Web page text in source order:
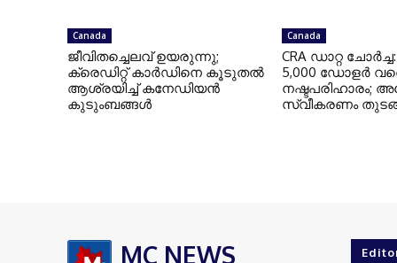
Canada
ജീവിതച്ചെലവ് ഉയരുന്നു;
ക്രെഡിറ്റ് കാർഡിനെ കൂടുതൽ
ആശ്രയിച്ച് കനേഡിയൻ
കുടുംബങ്ങൾ
Canada
CRA ഡാറ്റ
5,000 ഡോളർ
നഷ്ടപരിഹാരം;
സ്വീകരണം
MC NEWS